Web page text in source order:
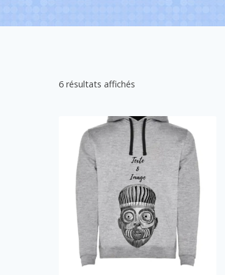
6 résultats affichés